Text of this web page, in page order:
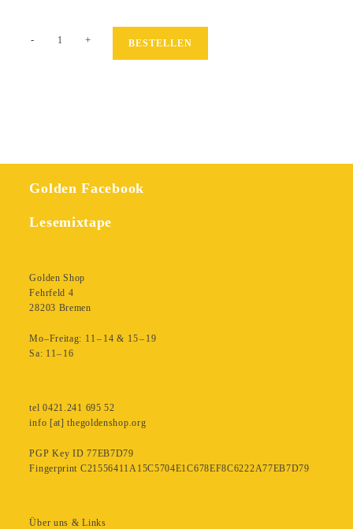
Streulicht
- + BESTELLEN
Golden Facebook
Lesemixtape
Golden Shop
Fehrfeld 4
28203 Bremen
Mo–Freitag: 11 – 14 & 15 – 19
Sa: 11– 16
tel 0421.241 695 52
info [at] thegoldenshop.org
PGP Key ID 77EB7D79
Fingerprint C21556411A15C5704E1C678EF8C6222A77EB7D79
Über uns & Links